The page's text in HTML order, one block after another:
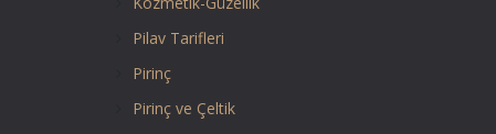
Pilav Tarifleri
Pirinç
Pirinç ve Çeltik